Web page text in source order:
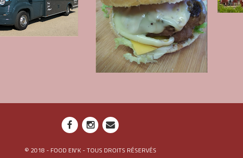
© 2018 - FOOD EN'K - TOUS DROITS RÉSERVÉS